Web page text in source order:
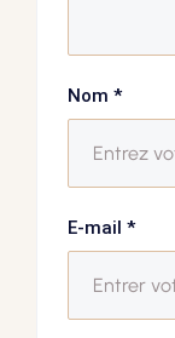
Nom *
E-mail *